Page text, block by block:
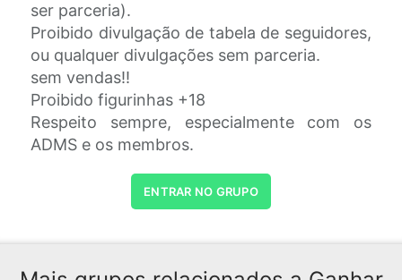
ser parceria).
Proibido divulgação de tabela de seguidores,
ou qualquer divulgações sem parceria.
sem vendas!!
Proibido figurinhas +18
Respeito sempre, especialmente com os
ADMS e os membros.
ENTRAR NO GRUPO